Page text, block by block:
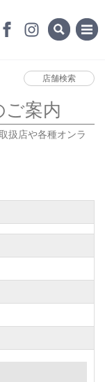
店舗検索
ご案内
扱店や各種オンラ